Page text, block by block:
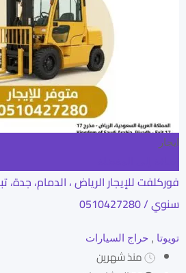
ايجار
فوركلفت للإيجار الرياض ، الدمام،
سنوي / 0510427280
تويوتا , حراج السيارات
منذ شهرين